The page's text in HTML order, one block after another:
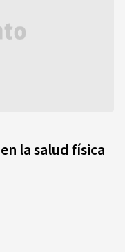
la salud física